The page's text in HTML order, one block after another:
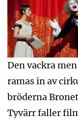
Den vackra
ramas in av
bröderna
Tyvärr faller